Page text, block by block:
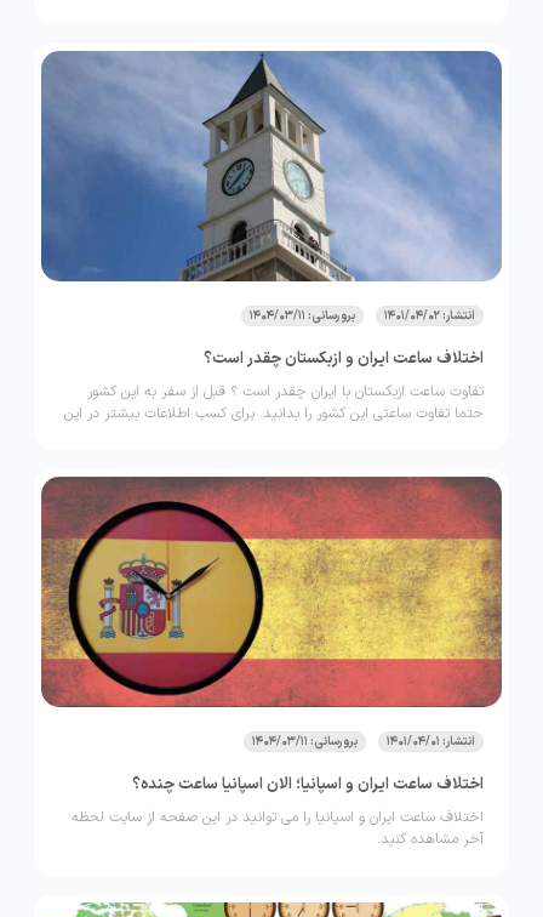
انتشار: 1401/04/02 برورسانی: 1404/03/11
اختلاف ساعت ایران و ازبکستان چقدر است؟
تفاوت ساعت ازبکستان با ایران چقدر است ؟ قبل از سفر به این کشور
حتما تفاوت ساعتی این کشور را بدانید. برای کسب اطلاعات بیشتر در این
انتشار: 1401/04/01 برورسانی: 1404/03/11
اختلاف ساعت ایران و اسپانیا؛ الان اسپانیا ساعت چنده؟
اختلاف ساعت ایران و اسپانیا را می توانید در این صفحه از سایت لحظه
آخر مشاهده کنید.